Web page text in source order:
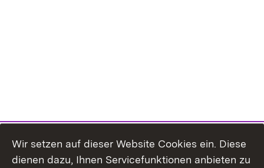
Wir setzen auf dieser Website Cookies ein. Diese
dienen dazu, Ihnen Servicefunktionen anbieten zu